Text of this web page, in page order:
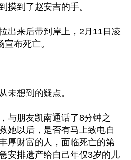
摸到了赵安吉的手。
出来后带到岸上，2月11日凌
布死亡。
未想到的疑点。
与朋友凯南通话了8分钟之
她以后，是否有马上致电自
厚财富的人，面临死亡的第
安排遗产给自己年仅3岁的儿